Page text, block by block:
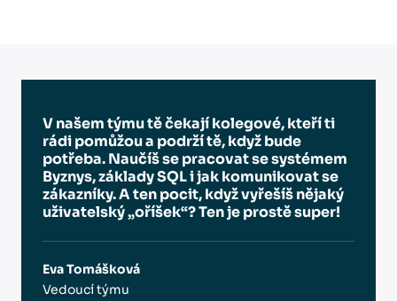
V našem týmu tě čekají kolegové, kteří ti
rádi pomůžou a podrží tě, když bude
potřeba. Naučíš se pracovat se systémem
Byznys, základy SQL i jak komunikovat se
zákazníky. A ten pocit, když vyřešíš nějaký
uživatelský „oříšek“? Ten je prostě super!
Eva Tomášková
Vedoucí týmu